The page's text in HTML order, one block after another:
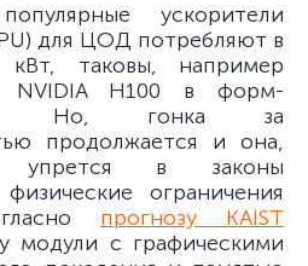
ускорители
для ЦОД потребляют в
таковы, например
NVIDIA H100 в форм-
Но, гонка за
продолжается и она,
упрется в законы
ограничения
прогнозу KAIST
модули с графическими